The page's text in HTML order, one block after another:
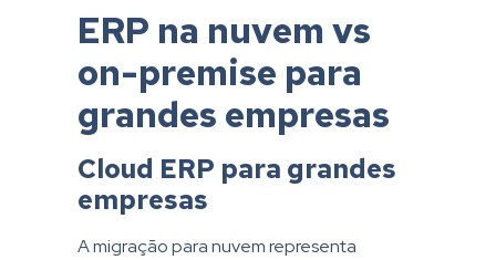
ERP na nuvem vs
on-premise para
grandes empresas
Cloud ERP para grandes
empresas
A migração para nuvem representa